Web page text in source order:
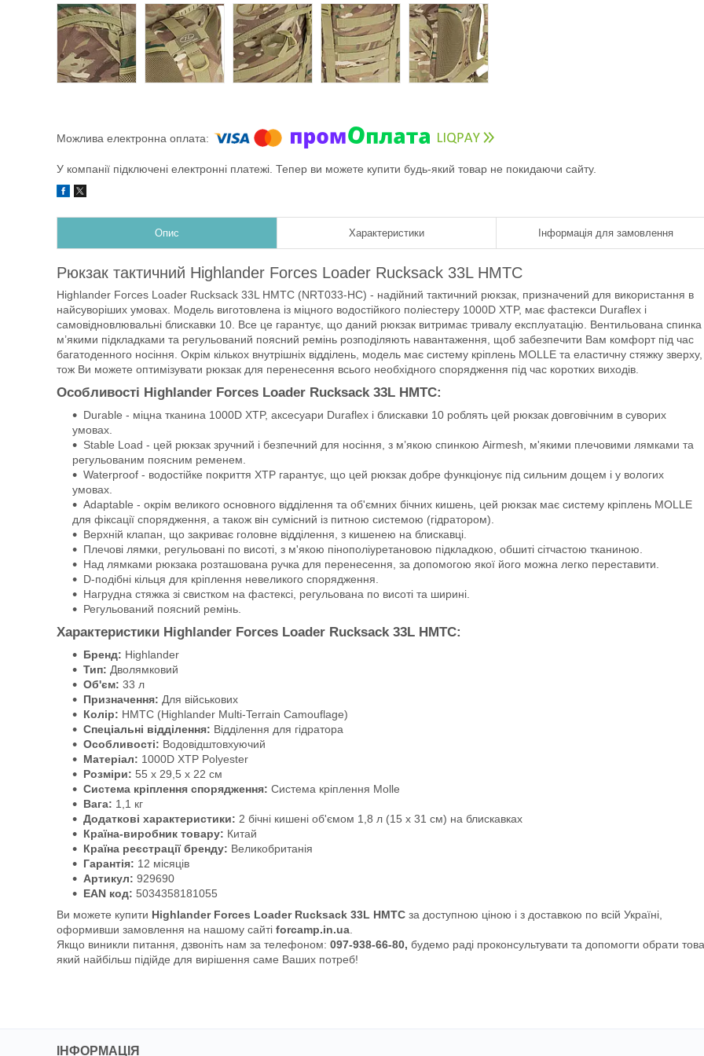
У компанії підключені електронні платежі. Тепер ви можете купити будь-який товар не покидаючи сайту.
Опис Характеристики Інформація для замовлення
Рюкзак тактичний Highlander Forces Loader Rucksack 33L HMTC
Highlander Forces Loader Rucksack 33L HMTC (NRT033-HC) - надійний тактичний рюкзак, призначений для використання в
найсуворіших умовах. Модель виготовлена із міцного водостійкого поліестеру 1000D XTP, має фастекси Duraflex і
самовідновлювальні блискавки 10. Все це гарантує, що даний рюкзак витримає тривалу експлуатацію. Вентильована спинка
м’якими підкладками та регульований поясний ремінь розподіляють навантаження, щоб забезпечити Вам комфорт під час
багатоденного носіння. Окрім кількох внутрішніх відділень, модель має систему кріплень MOLLE та еластичну стяжку зверху,
тож Ви можете оптимізувати рюкзак для перенесення всього необхідного спорядження під час коротких виходів.
Особливості Highlander Forces Loader Rucksack 33L HMTC:
Durable - міцна тканина 1000D XTP, аксесуари Duraflex і блискавки 10 роблять цей рюкзак довговічним в суворих
умовах.
Stable Load - цей рюкзак зручний і безпечний для носіння, з м’якою спинкою Airmesh, м'якими плечовими лямками та
регульованим поясним ременем.
Waterproof - водостійке покриття XTP гарантує, що цей рюкзак добре функціонує під сильним дощем і у вологих
умовах.
Adaptable - окрім великого основного відділення та об'ємних бічних кишень, цей рюкзак має систему кріплень MOLLE
для фіксації спорядження, а також він сумісний із питною системою (гідратором).
Верхній клапан, що закриває головне відділення, з кишенею на блискавці.
Плечові лямки, регульовані по висоті, з м'якою пінополіуретановою підкладкою, обшиті сітчастою тканиною.
Над лямками рюкзака розташована ручка для перенесення, за допомогою якої його можна легко переставити.
D-подібні кільця для кріплення невеликого спорядження.
Нагрудна стяжка зі свистком на фастексі, регульована по висоті та ширині.
Регульований поясний ремінь.
Характеристики Highlander Forces Loader Rucksack 33L HMTC:
Бренд: Highlander
Тип: Дволямковий
Об'єм: 33 л
Призначення: Для військових
Колір: HMTC (Highlander Multi-Terrain Camouflage)
Спеціальні відділення: Відділення для гідратора
Особливості: Водовідштовхуючий
Матеріал: 1000D XTP Polyester
Розміри: 55 x 29,5 x 22 см
Система кріплення спорядження: Система кріплення Molle
Вага: 1,1 кг
Додаткові характеристики: 2 бічні кишені об'ємом 1,8 л (15 х 31 см) на блискавках
Країна-виробник товару: Китай
Країна реєстрації бренду: Великобританія
Гарантія: 12 місяців
Артикул: 929690
EAN код: 5034358181055
Ви можете купити Highlander Forces Loader Rucksack 33L HMTC за доступною ціною і з доставкою по всій Україні,
оформивши замовлення на нашому сайті forcamp.in.ua
Якщо виникли питання, дзвоніть нам за телефоном: 097-938-66-80, будемо раді проконсультувати та допомогти обрати
який найбільш підійде для вирішення саме Ваших потреб!
ІНФОРМАЦІЯ